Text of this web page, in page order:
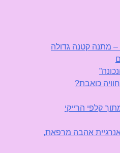
כואבת?
קלפי הרייקי
אהבה מרפאת,